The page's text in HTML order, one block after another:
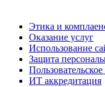
Этика и
Оказание услуг
Использование
Защита
ИТ аккредитация